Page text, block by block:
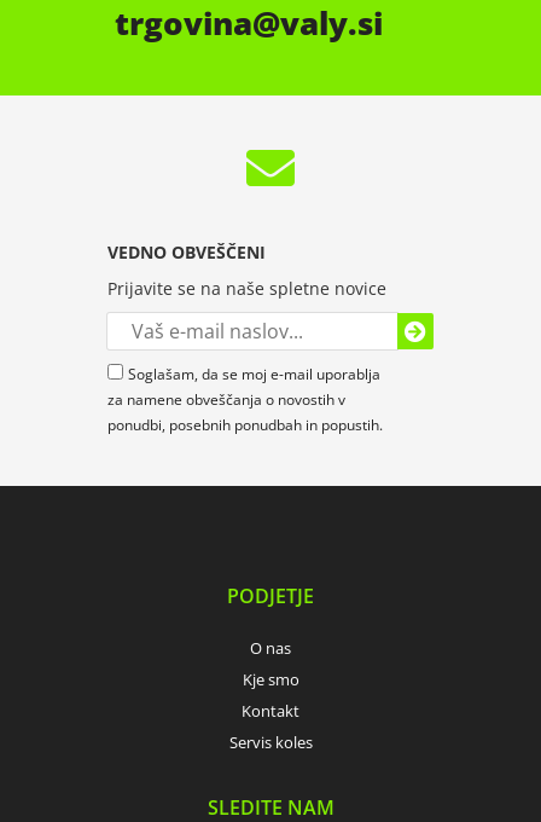
trgovina valy.si
VEDNO OBVEŠČENI
Prijavite se na naše spletne novice
Soglašam, da se moj e-mail uporablja
za namene obveščanja o novostih v
ponudbi, posebnih ponudbah in popustih.
PODJETJE
O nas
Kje smo
Kontakt
Servis koles
SLEDITE NAM